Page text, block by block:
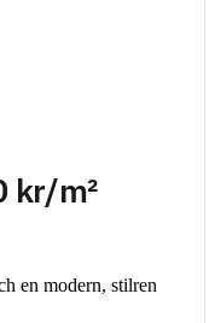
kr/m²
en modern, stilren